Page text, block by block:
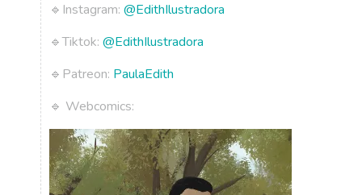
🔹Instagram: @EdithIlustradora
🔹Tiktok: @EdithIlustradora
🔹Patreon: PaulaEdith
🔹 Webcomics: